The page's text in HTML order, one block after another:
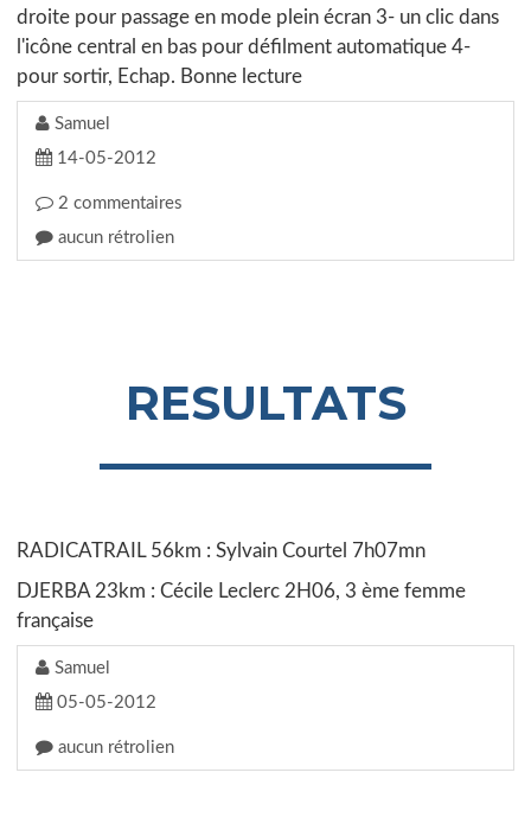
droite pour passage en mode plein écran 3- un clic dans
l'icône central en bas pour défilment automatique 4-
pour sortir, Echap. Bonne lecture
Samuel
14-05-2012
2 commentaires
aucun rétrolien
RESULTATS
RADICATRAIL 56km : Sylvain Courtel 7h07mn
DJERBA 23km : Cécile Leclerc 2H06, 3 ème femme
française
Samuel
05-05-2012
aucun rétrolien